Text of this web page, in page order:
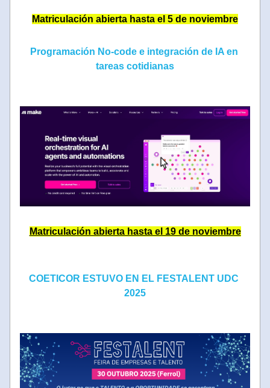
Matriculación abierta hasta el 5 de noviembre
Programación No-code e integración de IA en
tareas cotidianas
Matriculación abierta hasta el 19 de noviembre
COETICOR ESTUVO EN EL FESTALENT UDC
2025